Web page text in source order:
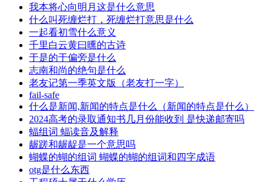
我本将心向明月这是什么意思
什么叫死缠烂打，死缠烂打意思是什么
一起看初雪什么意义
千里白云黄曰曛的古诗
于是的于偏旁是什么
志南和尚的绝句是什么
老友记第一季英文版（老友打一字）
fail-safe
什么是新闻,新闻的特点是什么（新闻的特点是什么）
2024高考的录取通知书几月份能收到 是快递邮寄吗
蝠组词 蝠读音及解释
龌蹉和龌龊是一个意思吗
蝴蝶的蝴的组词 蝴蝶的蝴的组词和四字成语
otg是什么东西